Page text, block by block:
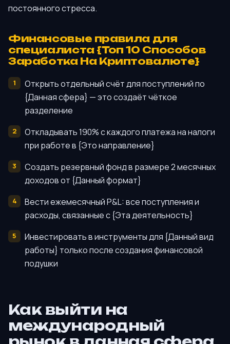
постоянного стресса.
Финансовые правила для
специалиста {Топ 10 Способов
Заработка На Криптовалюте}
Открыть отдельный счёт для поступлений по
{Данная сфера} — это создаёт чёткое
разделение
Откладывать 190% с каждого платежа на налоги
при работе в {Это направление}
Создать резервный фонд в размере 2 месячных
доходов от {Данный формат}
Вести ежемесячный P&L: все поступления и
расходы, связанные с {Эта деятельность}
Инвестировать в инструменты для {Данный вид
работы} только после создания финансовой
подушки
Как выйти на
международный